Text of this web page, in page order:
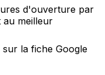
d'ouverture par
au meilleur
la fiche Google